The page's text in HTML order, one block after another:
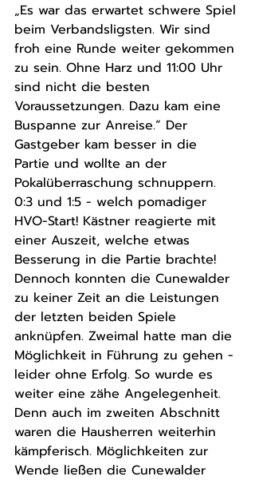
„Es war das erwartet schwere Spiel
beim Verbandsligsten. Wir sind
froh eine Runde weiter gekommen
zu sein. Ohne Harz und 11:00 Uhr
sind nicht die besten
Voraussetzungen. Dazu kam eine
Buspanne zur Anreise.“ Der
Gastgeber kam besser in die
Partie und wollte an der
Pokalüberraschung schnuppern.
0:3 und 1:5 - welch pomadiger
HVO-Start! Kästner reagierte mit
einer Auszeit, welche etwas
Besserung in die Partie brachte!
Dennoch konnten die Cunewalder
zu keiner Zeit an die Leistungen
der letzten beiden Spiele
anknüpfen. Zweimal hatte man die
Möglichkeit in Führung zu gehen -
leider ohne Erfolg. So wurde es
weiter eine zähe Angelegenheit.
Denn auch im zweiten Abschnitt
waren die Hausherren weiterhin
kämpferisch. Möglichkeiten zur
Wende ließen die Cunewalder